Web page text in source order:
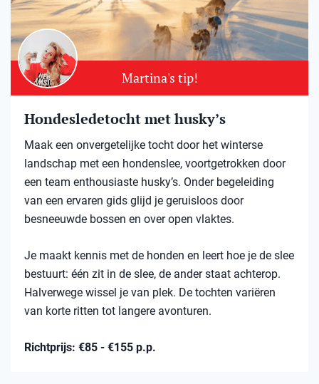
Martina's tip!
Hondesledetocht met husky’s
Maak een onvergetelijke tocht door het winterse
landschap met een hondenslee, voortgetrokken door
een team enthousiaste husky’s. Onder begeleiding
van een ervaren gids glijd je geruisloos door
besneeuwde bossen en over open vlaktes.
Je maakt kennis met de honden en leert hoe je de slee
bestuurt: één zit in de slee, de ander staat achterop.
Halverwege wissel je van plek. De tochten variëren
van korte ritten tot langere avonturen.
Richtprijs: €85 - €155 p.p.